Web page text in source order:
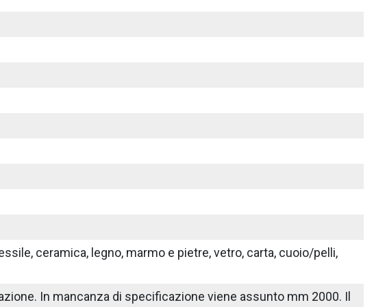
ceramica, legno, marmo e pietre, vetro, carta, cuoio/pelli,
In mancanza di specificazione viene assunto mm 2000. Il